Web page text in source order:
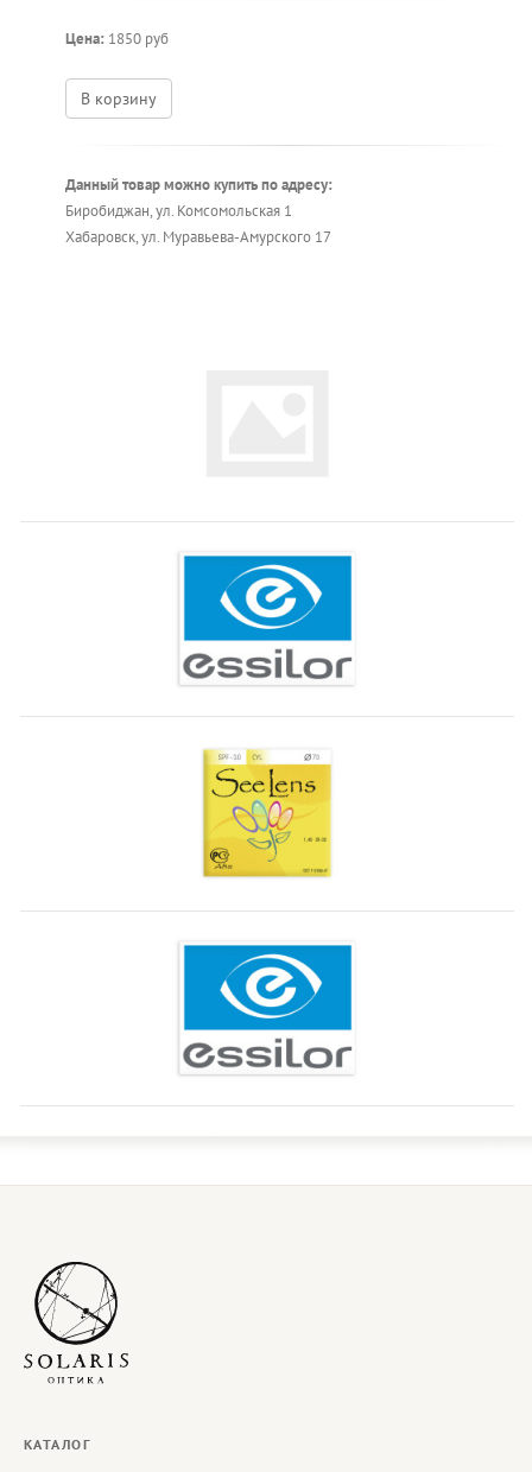
Цена: 1850 руб
В корзину
Данный товар можно купить по адресу:
Биробиджан, ул. Комсомольская 1
Хабаровск, ул. Муравьева-Амурского 17
КАТАЛОГ